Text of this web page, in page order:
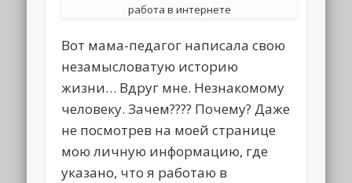
работа в интернете
Вот мама-педагог написала свою
незамысловатую историю
жизни… Вдруг мне. Незнакомому
человеку. Зачем???? Почему? Даже
не посмотрев на моей странице
мою личную информацию, где
указано, что я работаю в